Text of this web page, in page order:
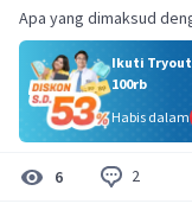
Apa yang dimaksud
Ikuti Tryout
100rb
Habis dalam
6 2